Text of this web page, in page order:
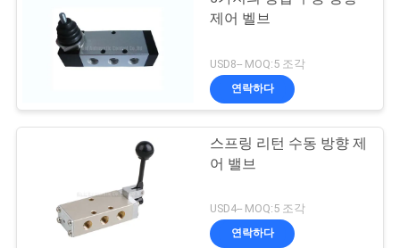
제어 벨브
USD8-- MOQ:5 조각
연락하다
스프링 리턴 수동 방향 제
어 밸브
USD4-- MOQ:5 조각
연락하다